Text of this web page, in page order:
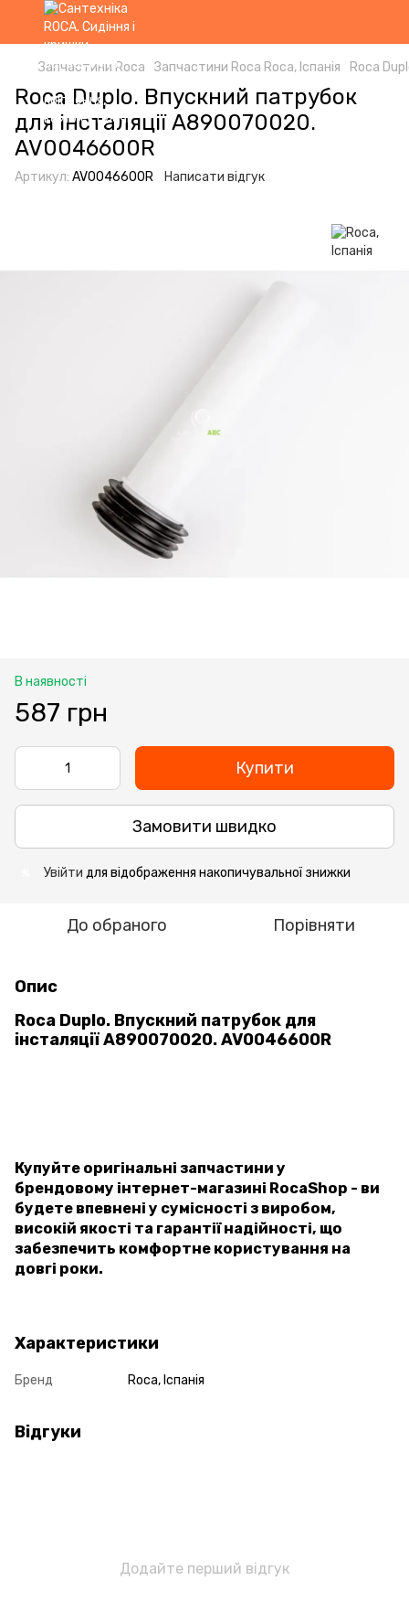
Запчастини Roca Запчастини Roca Roca, Іспанія Roca
Roca Duplo. Впускний патрубок
для інсталяції A890070020.
AV0046600R
Артикул: AV0046600R Написати відгук
В наявності
587 грн
Купити
Замовити швидко
Увійти для відображення накопичувальної знижки
До обраного Порівняти
Опис
Roca Duplo. Впускний патрубок для
інсталяції A890070020. AV0046600R
Купуйте оригінальні запчастини у
брендовому інтернет-магазині RocaShop - ви
будете впевнені у сумісності з виробом,
високій якості та гарантії надійності, що
забезпечить комфортне користування на
довгі роки.
Характеристики
Бренд Roca, Іспанія
Відгуки
Додайте перший відгук